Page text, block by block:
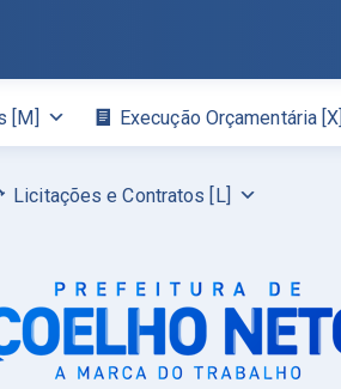
[M] Execução Orçamentária [X]
Licitações e Contratos [L]